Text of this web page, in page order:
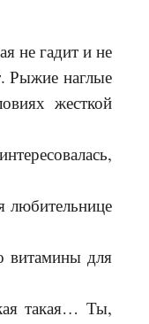
не гадит и не
Рыжие наглые
жесткой
любительнице
витамины для
такая… Ты,